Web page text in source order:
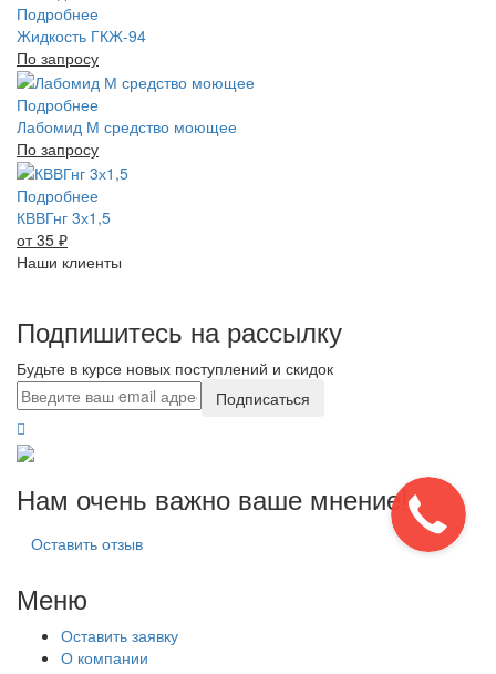
Подробнее
Жидкость ГКЖ-94
По запросу
Подробнее
Лабомид М средство моющее
По запросу
Подробнее
КВВГнг 3х1,5
от 35 ₽
Наши клиенты
Подпишитесь на рассылку
Будьте в курсе новых поступлений и скидок
Подписаться
Нам очень важно ваше мнение!
Оставить отзыв
Меню
Оставить заявку
О компании